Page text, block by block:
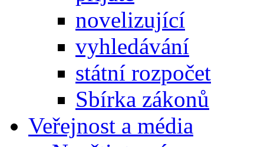
novelizující
vyhledávání
státní rozpočet
Sbírka zákonů
Veřejnost a média